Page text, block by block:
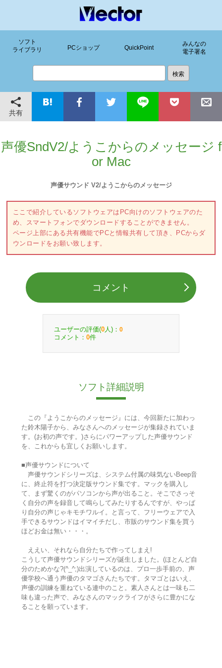
ソフト
ライブラリ
PCショップ QuickPoint
みんなの
電子署名
共有
声優SndV2/ようこからのメッセージ f
or Mac
声優サウンド V2/ようこからのメッセージ
ここで紹介しているソフトウェアはPC向けのソフトウェアのた
め、スマートフォンでダウンロードすることができません。
ページ上部にある共有機能でPCと情報共有して頂き、PCからダ
ウンロードをお願い致します。
コメント
ユーザーの評価(0 人)： 0
コメント： 0件
ソフト詳細説明
この『ようこからのメッセージ』には、今回新たに加わっ
た鈴木陽子から、みなさんへのメッセージが集録されていま
す。(お初の声です。)さらにパワーアップした声優サウンド
を、これからも宜しくお願いします。
■声優サウンドについて
声優サウンドシリーズは、システム付属の味気ないBeep音
に、終止符を打つ決定版サウンド集です。マックを購入し
て、まず驚くのがパソコンから声が出ること。そこでさっそ
く自分の声を録音して鳴らしてみたりするんですが、やっぱ
り自分の声じゃキモチワルイ。と言って、フリーウェアで入
手できるサウンドはイマイチだし、市販のサウンド集を買う
ほどお金は無い・・・。
ええい、それなら自分たちで作ってしまえ!
こうして声優サウンドシリーズが誕生しました。(ほとんど自
分のためかな?(^_^;)出演しているのは、プロ一歩手前の、声
優学校へ通う声優のタマゴさんたちです。タマゴとはいえ、
声優の訓練を重ねている連中のこと。素人さんとは一味も二
味も違った声で、みなさんのマックライフがさらに豊かにな
ることを願っています。